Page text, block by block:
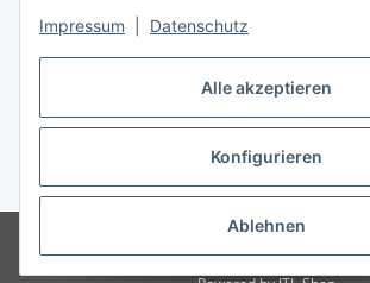
Alle akzeptieren
Konfigurieren
Ablehnen
Impressum Datenschutz
Vertrag widerrufen
* Alle Preise inkl. gesetzlicher USt., ** siehe
Versand
Endkunden und